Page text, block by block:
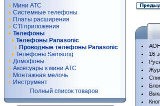
Мини АТС
Системные телефоны
Платы расширения
CTI приложения
Телефоны
Телефоны Panasonic
Проводные телефоны Panasonic
Телефоны Samsung
Домофоны
Аксесуары к мини АТС
Монтажная мелочь
Инструмент
Полный список товаров
16-